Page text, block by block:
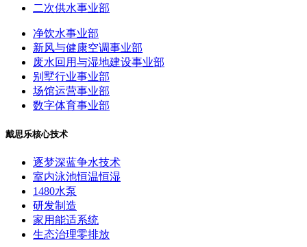
二次供水事业部
净饮水事业部
新风与健康空调事业部
废水回用与湿地建设事业部
别墅行业事业部
场馆运营事业部
数字体育事业部
戴思乐核心技术
逐梦深蓝争水技术
室内泳池恒温恒湿
1480水泵
研发制造
家用能适系统
生态治理零排放